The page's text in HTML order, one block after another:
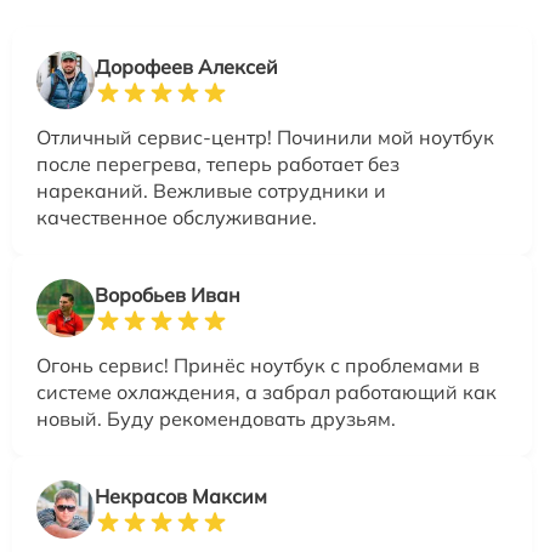
Дорофеев Алексей
Отличный сервис-центр! Починили мой ноутбук
после перегрева, теперь работает без
нареканий. Вежливые сотрудники и
качественное обслуживание.
Воробьев Иван
Огонь сервис! Принёс ноутбук с проблемами в
системе охлаждения, а забрал работающий как
новый. Буду рекомендовать друзьям.
Некрасов Максим